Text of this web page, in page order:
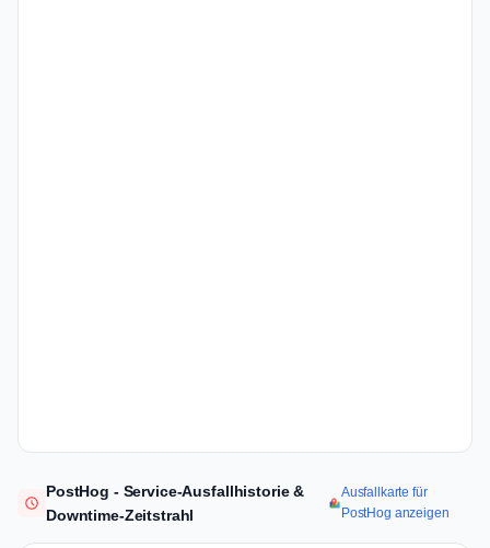
PostHog - Service-Ausfallhistorie &
Downtime-Zeitstrahl
Ausfallkarte für
PostHog anzeigen